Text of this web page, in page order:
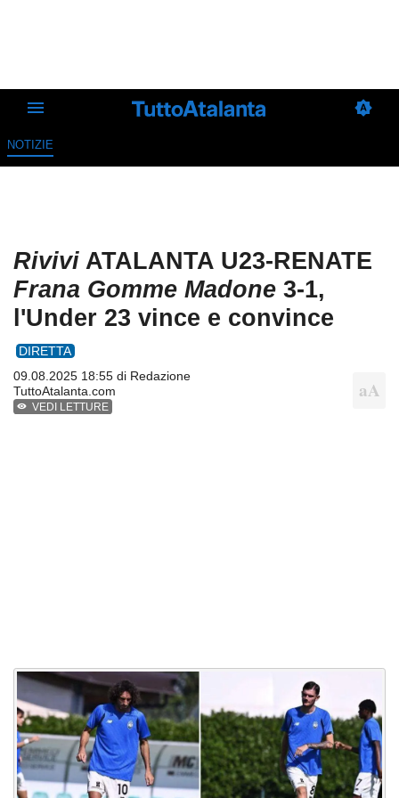
NOTIZIE
Rivivi ATALANTA U23-RENATE
Frana Gomme Madone 3-1,
l'Under 23 vince e convince
DIRETTA
09.08.2025 18:55 di Redazione
TuttoAtalanta.com
VEDI LETTURE